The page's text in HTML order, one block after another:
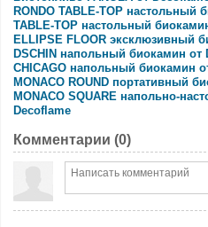
RONDO TABLE-TOP настольный
TABLE-TOP настольный
ELLIPSE FLOOR эксклюзивный
DSCHIN напольный биокамин от
CHICAGO напольный биокамин
MONACO ROUND портативный
MONACO SQUARE напольно-
Decoflame
Комментарии (0)